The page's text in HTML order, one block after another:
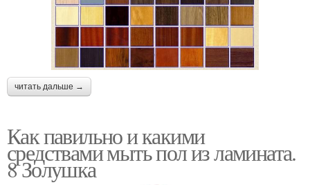
читать дальше →
Как павильно и какими
средствами мыть пол из ламината.
8 Золушка